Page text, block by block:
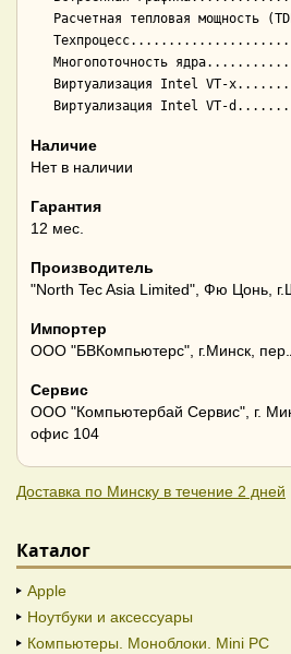
Наличие
Нет в наличии
Гарантия
12 мес.
Производитель
"North Tec Asia Limited", Фю Цонь,
Импортер
ООО "БВКомпьютерс", г.Минск,
Сервис
ООО "Компьютербай Сервис", г.
офис 104
Доставка по Минску в течение 2 дней
Каталог
Apple
Ноутбуки и аксессуары
Компьютеры. Моноблоки. Mini PC